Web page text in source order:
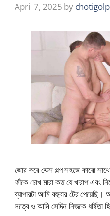
April 7, 2025 by
জোর করে সেক্স গল্প সহজে কারো
ফাঁকে চোখ মারা কত যে খারাপ এবং
ব্যাপারটা আমি বহুবার টের
সত্বে ও আমি সেদিন নিজকে ধর্ষিতা